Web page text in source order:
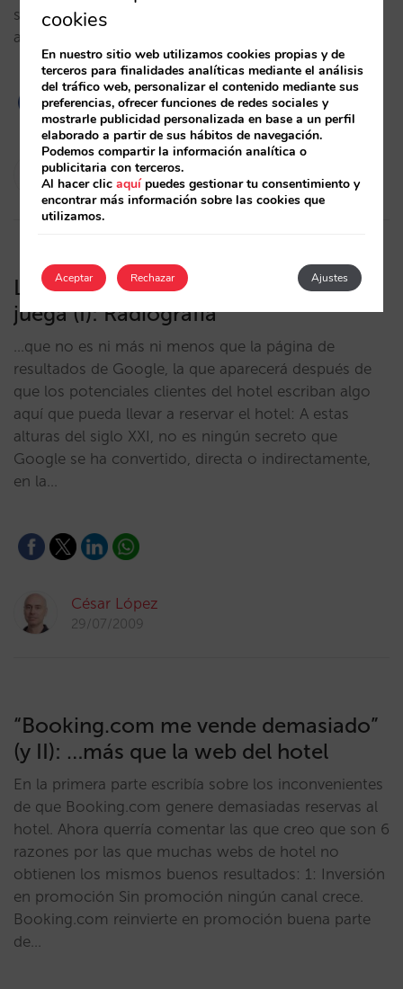
sencillas para que el hotel confeccione productos
atractivos, muchas veces sin rebajar…
2
César López
28/12/2009
La página en la que el hotel se la
juega (I): Radiografía
…que no es ni más ni menos que la página de
resultados de Google, la que aparecerá después de
que los potenciales clientes del hotel escriban algo
aquí que pueda llevar a reservar el hotel: A estas
alturas del siglo XXI, no es ningún secreto que
Google se ha convertido, directa o indirectamente,
en la…
César López
29/07/2009
“Booking.com me vende demasiado”
(y II): …más que la web del hotel
En la primera parte escribía sobre los inconvenientes
de que Booking.com genere demasiadas reservas al
hotel. Ahora querría comentar las que creo que son 6
razones por las que muchas webs de hotel no
obtienen los mismos buenos resultados: 1: Inversión
en promoción Sin promoción ningún canal crece.
Booking.com reinvierte en promoción buena parte
de…
cookies
En nuestro sitio web utilizamos cookies propias y de
terceros para finalidades analíticas mediante el análisis
del tráfico web, personalizar el contenido mediante sus
preferencias, ofrecer funciones de redes sociales y
mostrarle publicidad personalizada en base a un perfil
elaborado a partir de sus hábitos de navegación.
Podemos compartir la información analítica o
publicitaria con terceros.
Al hacer clicaquípuedes gestionar tu consentimiento y
encontrar más información sobre las cookies que
utilizamos.
Aceptar Ajustes
Rechazar